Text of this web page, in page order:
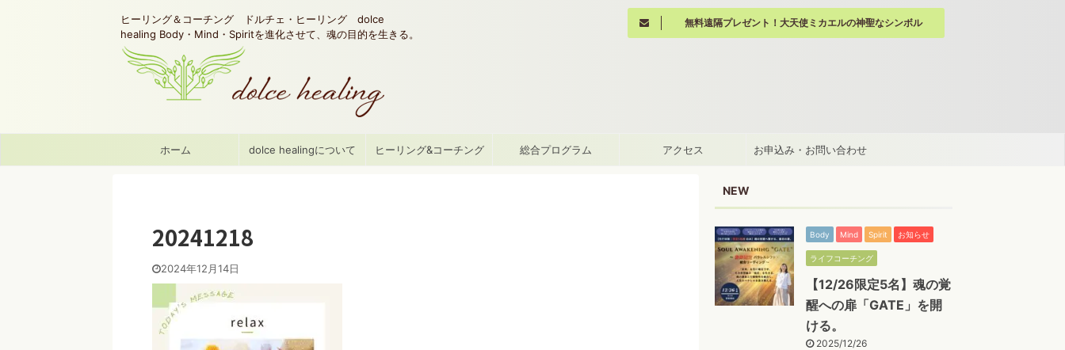
ヒーリング＆コーチング ドルチェ・ヒーリング dolce
healing Body・Mind・Spiritを進化させて、魂の目的を生きる。
無料遠隔プレゼント！大天使ミカエルの神聖なシンボル
ホーム dolce healingについて ヒーリング&コーチング 総合プログラム アクセス お申込み・お問い合わせ
20241218
2024年12月14日
NEW
Body Mind Spirit お知らせ
ライフコーチング
【12/26限定5名】魂の覚
醒への扉「GATE」を開
ける。
2025/12/26